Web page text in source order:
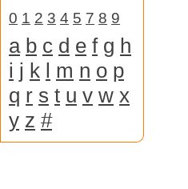
0 1 2 3 4 5 7 8 9
a b c d e f g h
i j k l m n o p
q r s t u v w x
y z #